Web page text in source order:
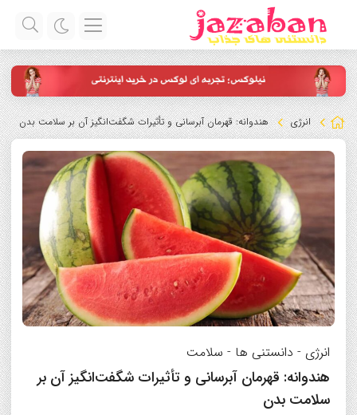
انرژی هندوانه: قهرمان آبرسانی و تأثیرات شگفت‌انگیز آن بر سلامت بدن
انرژی - دانستنی ها - سلامت
هندوانه: قهرمان آبرسانی و تأثیرات شگفت‌انگیز آن بر
سلامت بدن